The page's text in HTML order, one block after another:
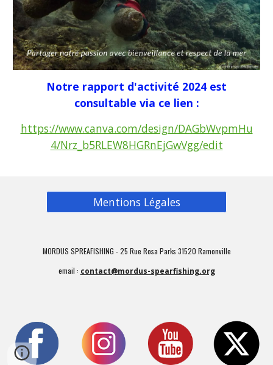
Notre rapport d'activité 2024 est
consultable via ce lien :
https://www.canva.com/design/DAGbWvpmHu
4/Nrz_b5RLEW8HGRnEjGwVgg/edit
Mentions Légales
MORDUS SPREAFISHING - 25 Rue Rosa Parks 31520 Ramonville
email : contact@mordus-spearfishing.org